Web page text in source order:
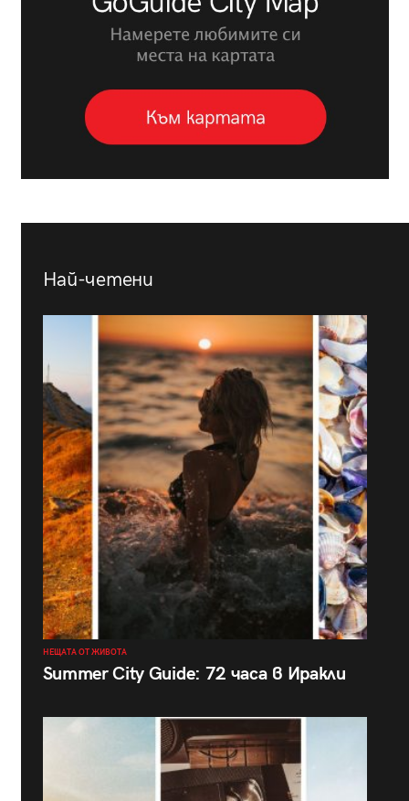
Най-четени
НЕЩАТА ОТ ЖИВОТА
Summer City Guide: 72 часа в Иракли